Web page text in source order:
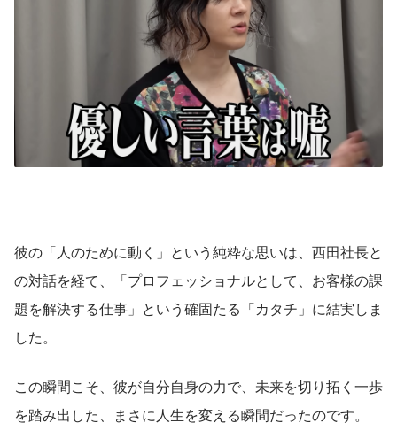
彼の「人のために動く」という純粋な思いは、西田社長と
の対話を経て、「プロフェッショナルとして、お客様の課
題を解決する仕事」という確固たる「カタチ」に結実しま
した。
この瞬間こそ、彼が自分自身の力で、未来を切り拓く一歩
を踏み出した、まさに人生を変える瞬間だったのです。